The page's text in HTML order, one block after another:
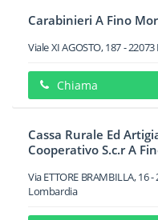
Carabinieri A Fino
Viale XI AGOSTO, 187-22073
Chiama
Cassa Rurale Ed
Cooperativo S.c.r A
Via ETTORE BRAMBILLA, 16-
Lombardia